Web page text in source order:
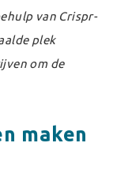
van Crispr-
plek
om de
maken